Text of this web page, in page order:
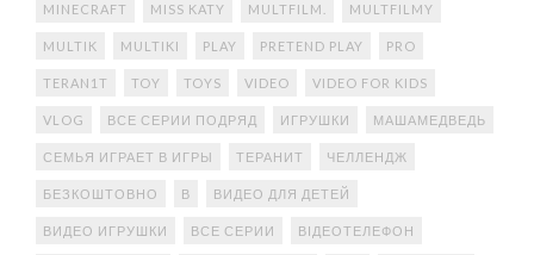
MINECRAFT MISS KATY MULTFILM. MULTFILMY
MULTIK MULTIKI PLAY PRETEND PLAY PRO
TERAN1T TOY TOYS VIDEO VIDEO FOR KIDS
VLOG ВСЕ СЕРИИ ПОДРЯД ИГРУШКИ МАШАМЕДВЕДЬ
СЕМЬЯ ИГРАЕТ В ИГРЫ ТЕРАНИТ ЧЕЛЛЕНДЖ
БЕЗКОШТОВНО В ВИДЕО ДЛЯ ДЕТЕЙ
ВИДЕО ИГРУШКИ ВСЕ СЕРИИ ВІДЕОТЕЛЕФОН